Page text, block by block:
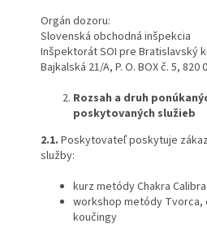
Orgán dozoru:
Slovenská obchodná inšpekcia
Inšpektorát SOI pre Bratislavský
Bajkalská 21/A, P. O. BOX č. 5, 820
Rozsah a druh
poskytovaných služieb
2.1. Poskytovateľ poskytuje
služby:
kurz metódy Chakra
workshop metódy Tvorca,
koučingy